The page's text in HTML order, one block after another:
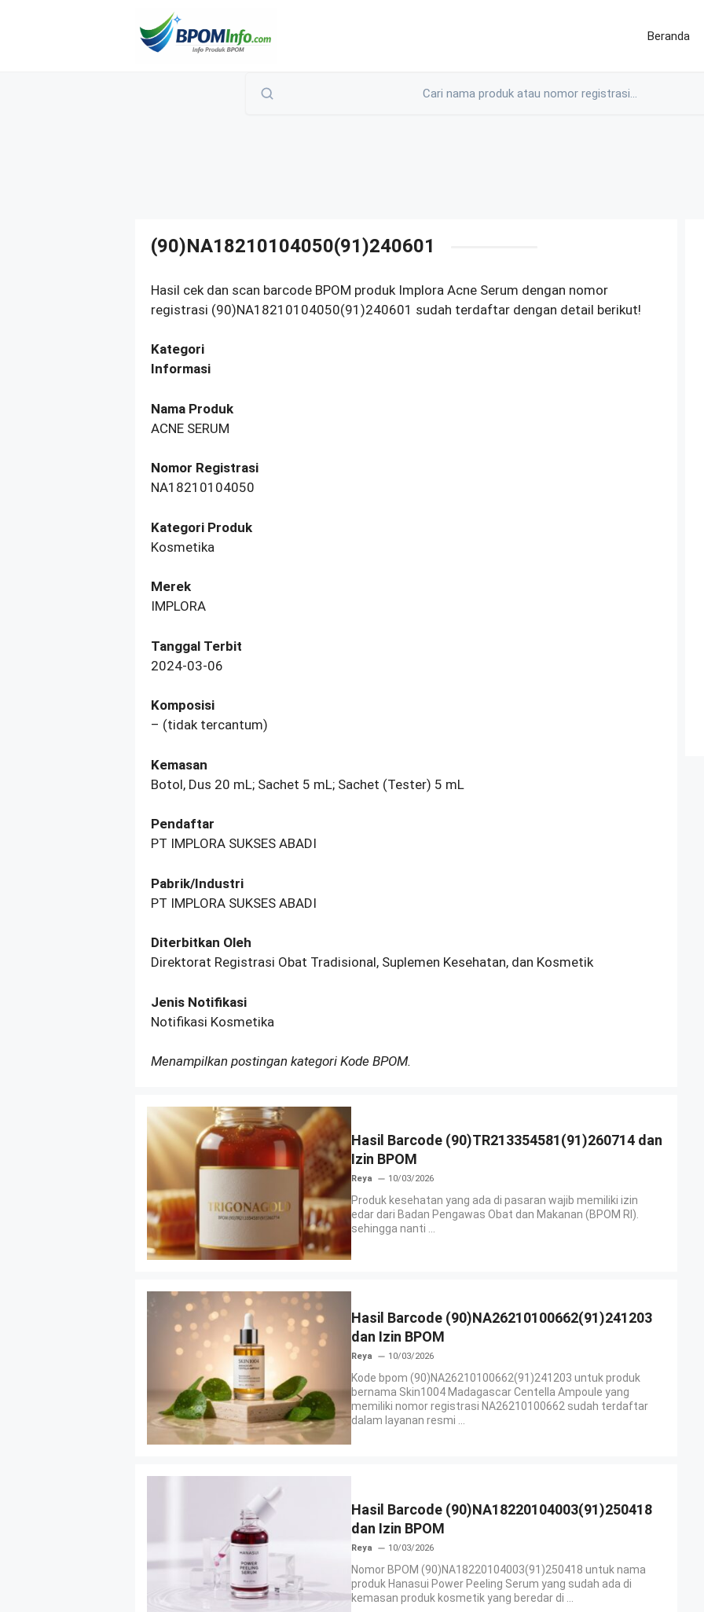
Beranda
(90)NA18210104050(91)240601
Hasil cek dan scan barcode BPOM produk Implora Acne Serum dengan nomor
registrasi (90)NA18210104050(91)240601 sudah terdaftar dengan detail berikut!
Kategori
Informasi
Nama Produk
ACNE SERUM
Nomor Registrasi
NA18210104050
Kategori Produk
Kosmetika
Merek
IMPLORA
Tanggal Terbit
2024-03-06
Komposisi
– (tidak tercantum)
Kemasan
Botol, Dus 20 mL; Sachet 5 mL; Sachet (Tester) 5 mL
Pendaftar
PT IMPLORA SUKSES ABADI
Pabrik/Industri
PT IMPLORA SUKSES ABADI
Diterbitkan Oleh
Direktorat Registrasi Obat Tradisional, Suplemen Kesehatan, dan Kosmetik
Jenis Notifikasi
Notifikasi Kosmetika
Menampilkan postingan kategori Kode BPOM.
Hasil Barcode (90)TR213354581(91)260714 dan
Izin BPOM
Reya 10/03/2026
Produk kesehatan yang ada di pasaran wajib memiliki izin
edar dari Badan Pengawas Obat dan Makanan (BPOM RI).
sehingga nanti ...
Hasil Barcode (90)NA26210100662(91)241203
dan Izin BPOM
Reya 10/03/2026
Kode bpom (90)NA26210100662(91)241203 untuk produk
bernama Skin1004 Madagascar Centella Ampoule yang
memiliki nomor registrasi NA26210100662 sudah terdaftar
dalam layanan resmi ...
Hasil Barcode (90)NA18220104003(91)250418
dan Izin BPOM
Reya 10/03/2026
Nomor BPOM (90)NA18220104003(91)250418 untuk nama
produk Hanasui Power Peeling Serum yang sudah ada di
kemasan produk kosmetik yang beredar di ...